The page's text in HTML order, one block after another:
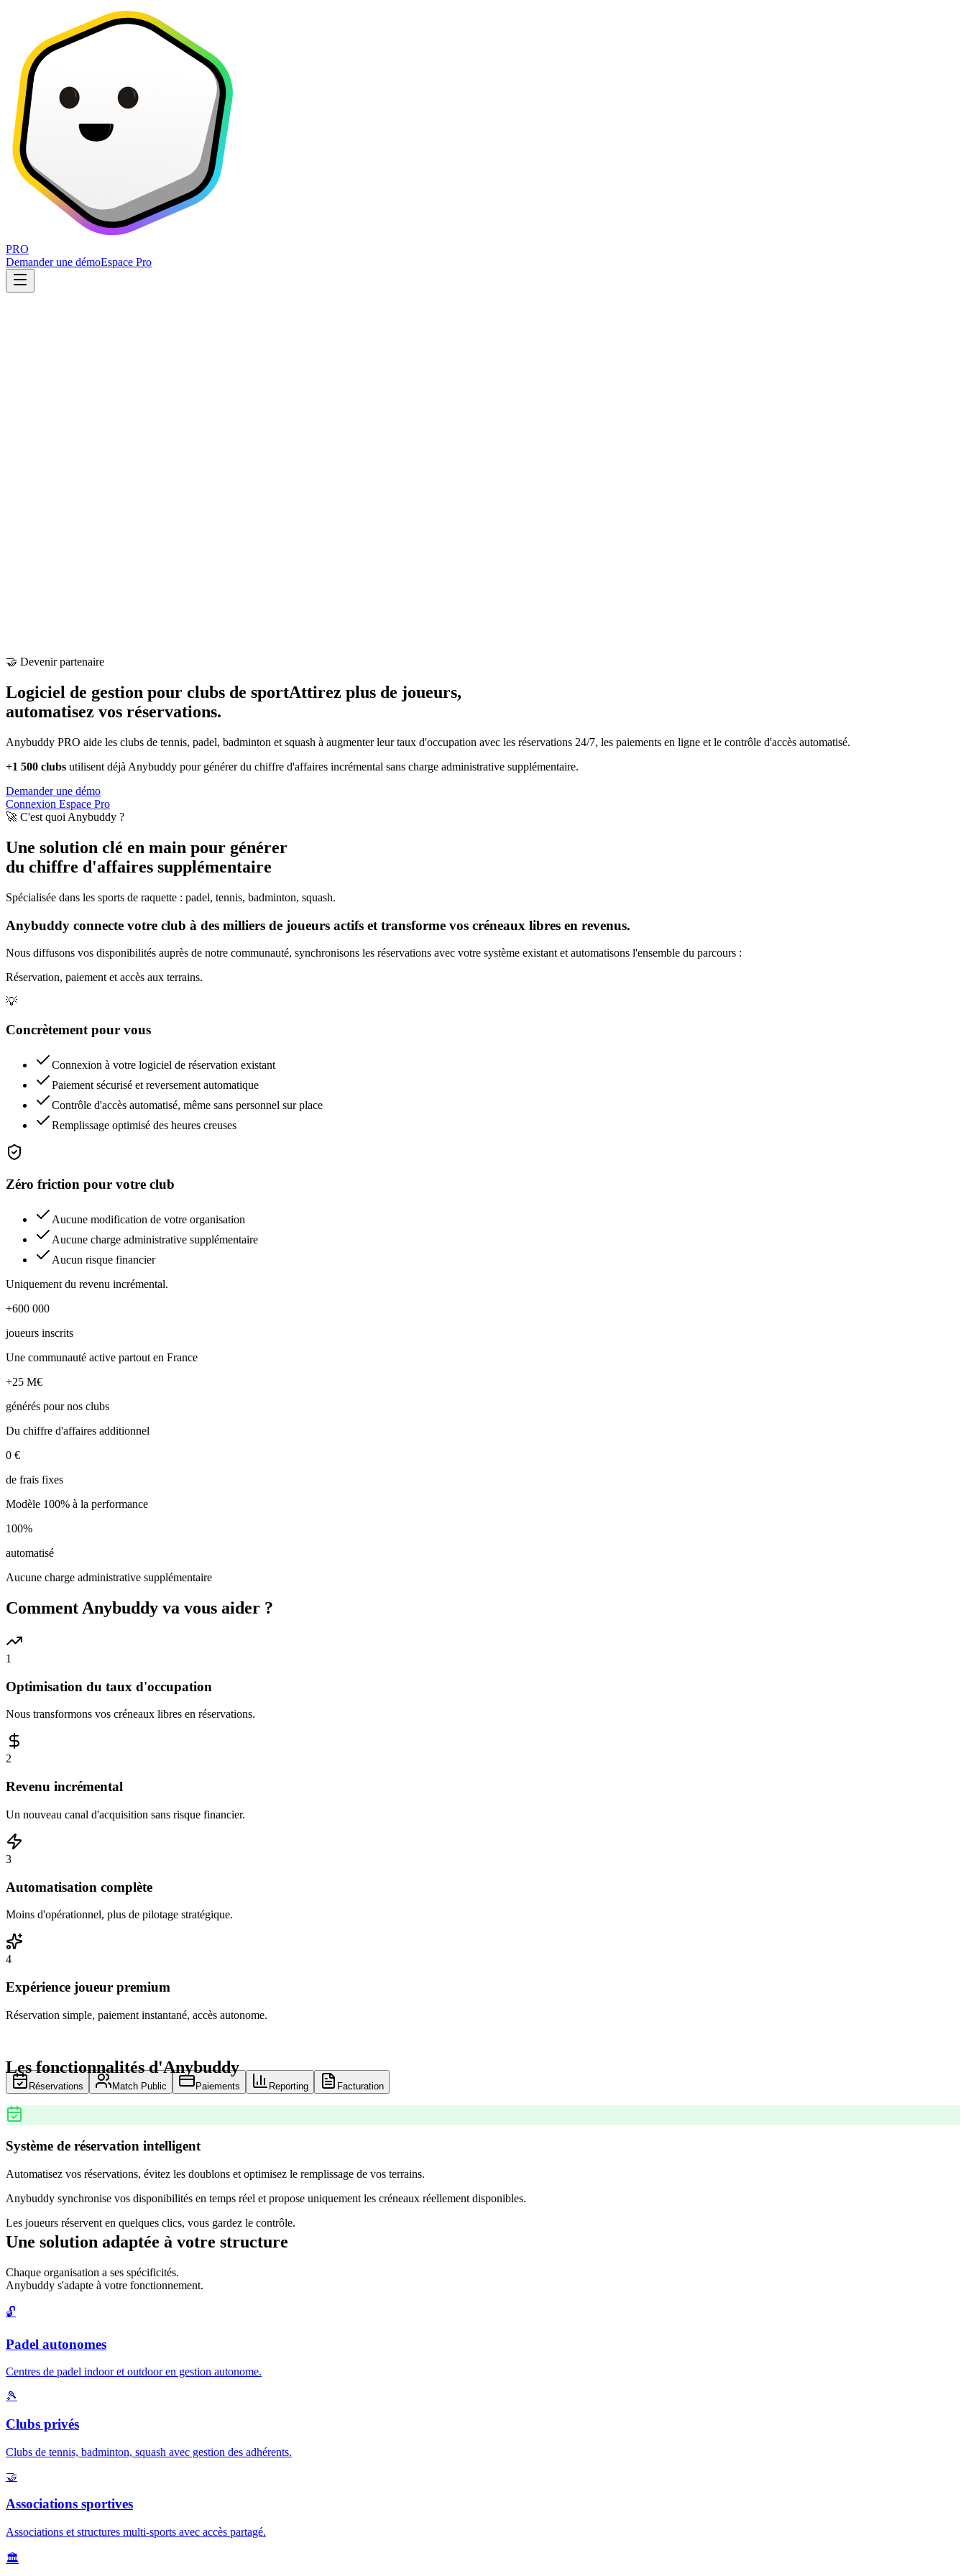
PRO
Demander une démoEspace Pro
🤝 Devenir partenaire
Logiciel de gestion pour clubs de sportAttirez plus de joueurs,
automatisez vos réservations.
Anybuddy PRO aide les clubs de tennis, padel, badminton et squash à augmenter leur taux d'occupation avec les réservations 24/7, les paiements en ligne et le contrôle d'accès automatisé.
+1 500 clubs utilisent déjà Anybuddy pour générer du chiffre d'affaires incrémental sans charge administrative supplémentaire.
Demander une démo
Connexion Espace Pro
🚀 C'est quoi Anybuddy ?
Une solution clé en main pour générer
du chiffre d'affaires supplémentaire
Spécialisée dans les sports de raquette : padel, tennis, badminton, squash.
Anybuddy connecte votre club à des milliers de joueurs actifs et transforme vos créneaux libres en revenus.
Nous diffusons vos disponibilités auprès de notre communauté, synchronisons les réservations avec votre système existant et automatisons l'ensemble du parcours :
Réservation, paiement et accès aux terrains.
💡
Concrètement pour vous
Connexion à votre logiciel de réservation existant
Paiement sécurisé et reversement automatique
Contrôle d'accès automatisé, même sans personnel sur place
Remplissage optimisé des heures creuses
Zéro friction pour votre club
Aucune modification de votre organisation
Aucune charge administrative supplémentaire
Aucun risque financier
Uniquement du revenu incrémental.
+600 000
joueurs inscrits
Une communauté active partout en France
+25 M€
générés pour nos clubs
Du chiffre d'affaires additionnel
0 €
de frais fixes
Modèle 100% à la performance
100%
automatisé
Aucune charge administrative supplémentaire
Comment Anybuddy va vous aider ?
1
Optimisation du taux d'occupation
Nous transformons vos créneaux libres en réservations.
2
Revenu incrémental
Un nouveau canal d'acquisition sans risque financier.
3
Automatisation complète
Moins d'opérationnel, plus de pilotage stratégique.
4
Expérience joueur premium
Réservation simple, paiement instantané, accès autonome.
Les fonctionnalités d'Anybuddy
Réservations Match Public Paiements Reporting Facturation
Système de réservation intelligent
Automatisez vos réservations, évitez les doublons et optimisez le remplissage de vos terrains.
Anybuddy synchronise vos disponibilités en temps réel et propose uniquement les créneaux réellement disponibles.
Les joueurs réservent en quelques clics, vous gardez le contrôle.
Une solution adaptée à votre structure
Chaque organisation a ses spécificités.
Anybuddy s'adapte à votre fonctionnement.
🔓
Padel autonomes
Centres de padel indoor et outdoor en gestion autonome.
🎾
Clubs privés
Clubs de tennis, badminton, squash avec gestion des adhérents.
🤝
Associations sportives
Associations et structures multi-sports avec accès partagé.
🏛️